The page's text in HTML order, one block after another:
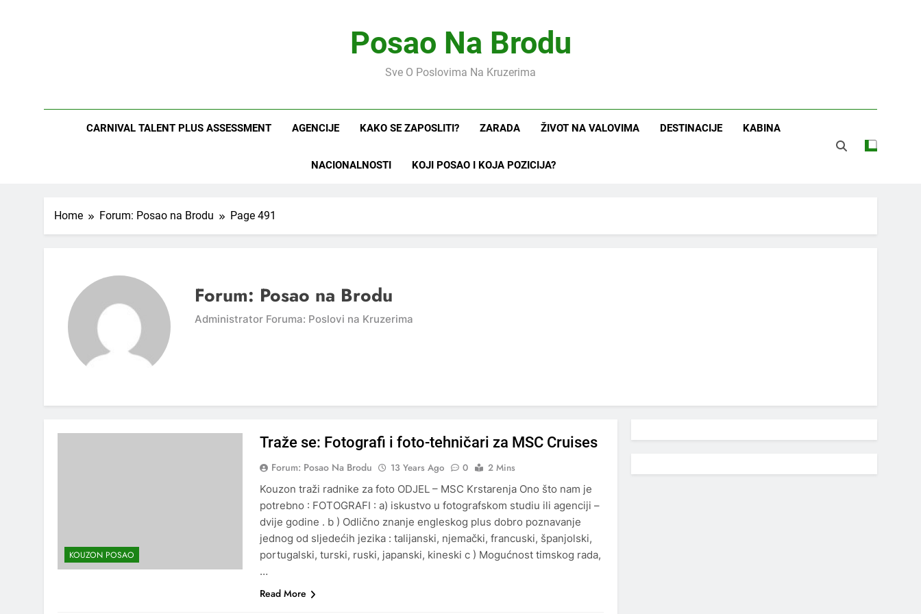
Posao Na Brodu
Sve O Poslovima Na Kruzerima
CARNIVAL TALENT PLUS ASSESSMENT AGENCIJE KAKO SE ZAPOSLITI? ZARADA ŽIVOT NA VALOVIMA DESTINACIJE KABINA
NACIONALNOSTI KOJI POSAO I KOJA POZICIJA?
Home Forum: Posao na Brodu Page 491
Forum: Posao na Brodu
Administrator Foruma: Poslovi na Kruzerima
KOUZON POSAO
Traže se: Fotografi i foto-tehničari za MSC Cruises
Forum: Posao Na Brodu 13 Years Ago 0
2 Mins
Kouzon traži radnike za foto ODJEL – MSC Krstarenja Ono što nam je
potrebno : FOTOGRAFI : a) iskustvo u fotografskom studiu ili agenciji –
dvije godine . b ) Odlično znanje engleskog plus dobro poznavanje
jednog od sljedećih jezika : talijanski, njemački, francuski, španjolski,
portugalski, turski, ruski, japanski, kineski c ) Mogućnost timskog rada,
…
Read More